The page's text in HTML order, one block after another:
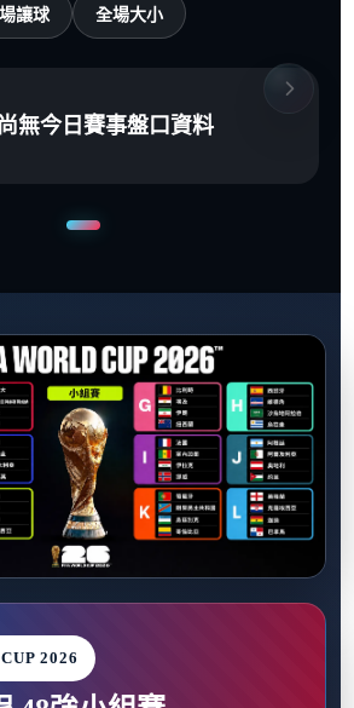
讓球 全場大小
無今日賽事盤口資料
2026